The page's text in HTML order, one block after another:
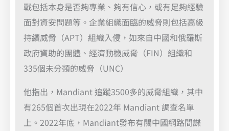
戰包括本身是否夠專業、夠有信心，或有足夠經驗
面對資安問題等。企業組織面臨的威脅則包括高級
持續威脅（APT）組織入侵，如來自中國和俄羅斯
政府資助的團體、經濟動機威脅（FIN）組織和
335個未分類的威脅（UNC）
他指出，Mandiant 追蹤3500多的威脅組織，其中
有265個首次出現在2022年 Mandiant 調查名單
上。2022年底，Mandiant發布有關中國網路間諜